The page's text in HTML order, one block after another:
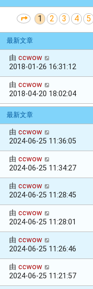
分页： 1/ 119
1 2 3 4 5
最新文章
由 ccwow
2018-01-26 16:31:12
由 ccwow
2018-04-20 18:02:04
最新文章
由 ccwow
2024-06-25 11:36:05
由 ccwow
2024-06-25 11:34:27
由 ccwow
2024-06-25 11:28:45
由 ccwow
2024-06-25 11:28:01
由 ccwow
2024-06-25 11:26:46
由 ccwow
2024-06-25 11:21:57